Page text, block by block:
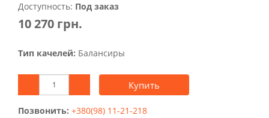
Доступность: Под заказ
10 270 грн.
Тип качелей: Балансиры
Купить
Позвонить: +380(98) 11-21-218